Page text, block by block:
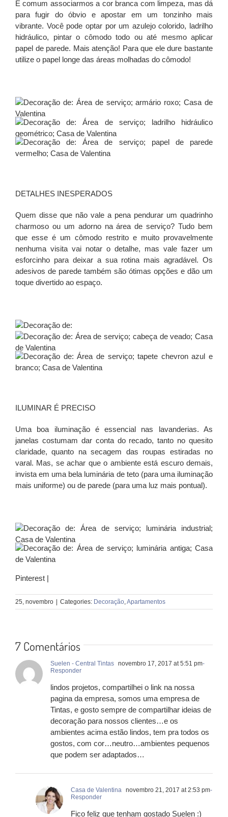
É comum associarmos a cor branca com limpeza, mas dá
para fugir do óbvio e apostar em um tonzinho mais
vibrante. Você pode optar por um azulejo colorido, ladrilho
hidráulico, pintar o cômodo todo ou até mesmo aplicar
papel de parede. Mais atenção! Para que ele dure bastante
utilize o papel longe das áreas molhadas do cômodo!
DETALHES INESPERADOS
Quem disse que não vale a pena pendurar um quadrinho
charmoso ou um adorno na área de serviço? Tudo bem
que esse é um cômodo restrito e muito provavelmente
nenhuma visita vai notar o detalhe, mas vale fazer um
esforcinho para deixar a sua rotina mais agradável. Os
adesivos de parede também são ótimas opções e dão um
toque divertido ao espaço.
ILUMINAR É PRECISO
Uma boa iluminação é essencial nas lavanderias. As
janelas costumam dar conta do recado, tanto no quesito
claridade, quanto na secagem das roupas estiradas no
varal. Mas, se achar que o ambiente está escuro demais,
invista em uma bela luminária de teto (para uma iluminação
mais uniforme) ou de parede (para uma luz mais pontual).
Pinterest |
25, novembro | Categories: Decoração,Apartamentos
7 Comentários
Suelen - Central Tintas novembro 17, 2017 at 5:51 pm-
Responder
lindos projetos, compartilhei o link na nossa
pagina da empresa, somos uma empresa de
Tintas, e gosto sempre de compartilhar ideias de
decoração para nossos clientes…e os
ambientes acima estão lindos, tem pra todos os
gostos, com cor…neutro…ambientes pequenos
que podem ser adaptados…
Casa de Valentina novembro 21, 2017 at 2:53 pm-
Responder
Fico feliz que tenham gostado Suelen :)